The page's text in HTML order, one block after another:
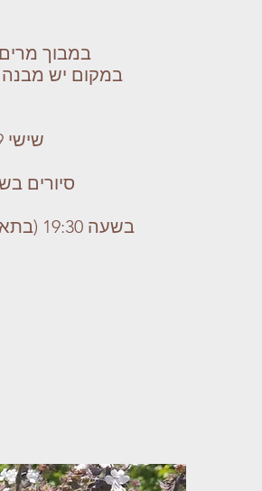
במבוך
במקום יש מבנה
שישי 27.9,שבת 28.9, שלישי 1.10
סיורים בשעות: 10:00,
בשעה 19:30 (בתאום מראש בלבד) סיור לילי לאור פנסים.